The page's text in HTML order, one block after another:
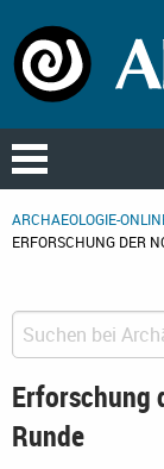
ARCHAEOLOGIE-
ERFORSCHUNG DER
Erforschung
Runde